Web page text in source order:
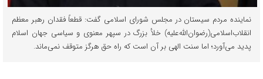
نماینده مردم سیستان در مجلس شورای اسلامی گفت: قطعاً فقدان رهبر معظم
انقلاب‌اسلامی(رضوان‌الله‌علیه) خلأ بزرگ در سپهر معنوی و سیاسی جهان اسلام
پدید می‌آورد؛ اما سنت الهی بر آن است که راه حق هرگز متوقف نمی‌ماند.